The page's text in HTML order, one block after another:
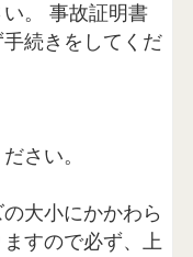
。 事故証明書
続きをしてくだ
さい。
大小にかかわら
すので必ず、上